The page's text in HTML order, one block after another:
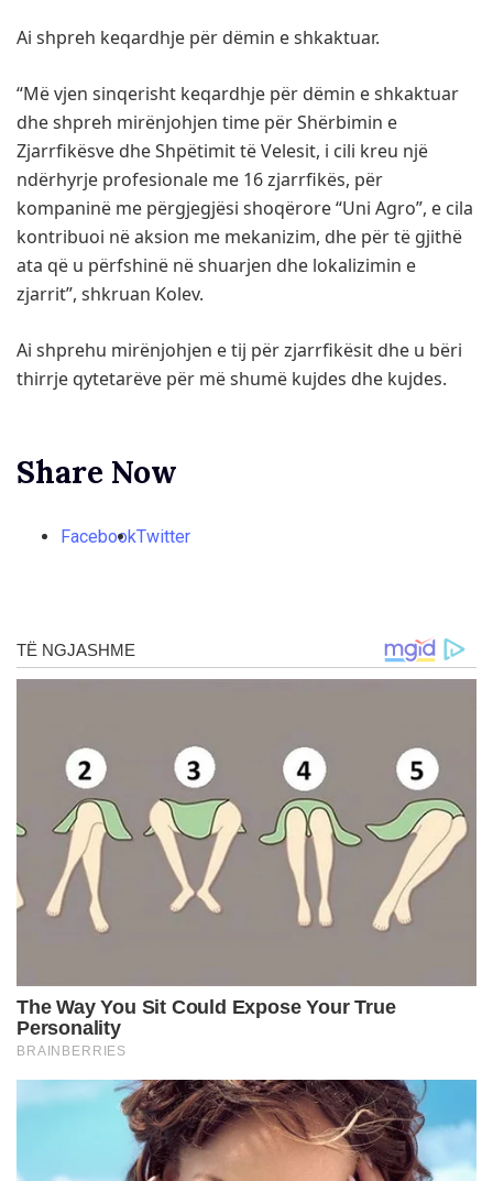
Ai shpreh keqardhje për dëmin e shkaktuar.
“Më vjen sinqerisht keqardhje për dëmin e shkaktuar
dhe shpreh mirënjohjen time për Shërbimin e
Zjarrfikësve dhe Shpëtimit të Velesit, i cili kreu një
ndërhyrje profesionale me 16 zjarrfikës, për
kompaninë me përgjegjësi shoqërore “Uni Agro”, e cila
kontribuoi në aksion me mekanizim, dhe për të gjithë
ata që u përfshinë në shuarjen dhe lokalizimin e
zjarrit”, shkruan Kolev.
Ai shprehu mirënjohjen e tij për zjarrfikësit dhe u bëri
thirrje qytetarëve për më shumë kujdes dhe kujdes.
Share Now
FacebookTwitter